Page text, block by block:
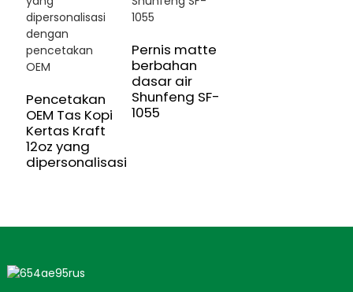
Pencetakan
OEM Tas Kopi
Kertas Kraft
12oz yang
dipersonalisasi
Pernis matte
berbahan
dasar air
Shunfeng SF-
1055